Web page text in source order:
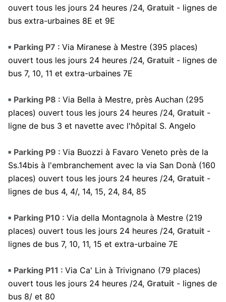
ouvert tous les jours 24 heures /24, Gratuit- lignes de
bus extra-urbaines 8E et 9E
Parking P7 : Via Miranese à Mestre (395 places)
ouvert tous les jours 24 heures /24, Gratuit- lignes de
bus 7, 10, 11 et extra-urbaines 7E
Parking P8 : Via Bella à Mestre, près Auchan (295
places) ouvert tous les jours 24 heures /24, Gratuit-
ligne de bus 3 et navette avec l'hôpital S. Angelo
Parking P9 : Via Buozzi à Favaro Veneto près de la
Ss.14bis à l'embranchement avec la via San Donà (160
places) ouvert tous les jours 24 heures /24, Gratuit-
lignes de bus 4, 4/, 14, 15, 24, 84, 85
Parking P10 : Via della Montagnola à Mestre (219
places) ouvert tous les jours 24 heures /24, Gratuit-
lignes de bus 7, 10, 11, 15 et extra-urbaine 7E
Parking P11 : Via Ca' Lin à Trivignano (79 places)
ouvert tous les jours 24 heures /24, Gratuit- lignes de
bus 8/ et 80